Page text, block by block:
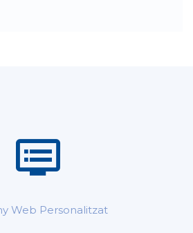
Web Personalitzat